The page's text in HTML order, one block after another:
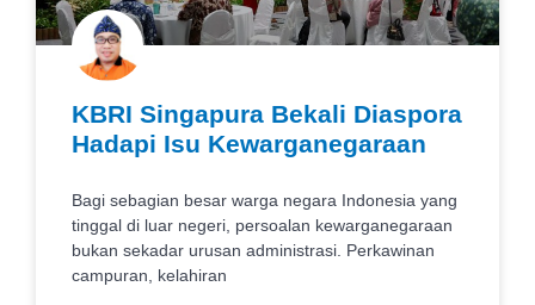
KBRI Singapura Bekali Diaspora
Hadapi Isu Kewarganegaraan
Bagi sebagian besar warga negara Indonesia yang
tinggal di luar negeri, persoalan kewarganegaraan
bukan sekadar urusan administrasi. Perkawinan
campuran, kelahiran